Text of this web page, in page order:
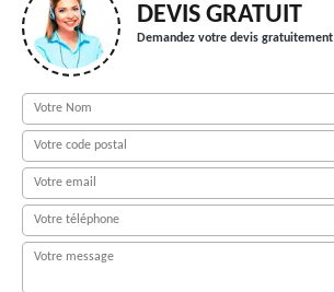
DEVIS GRATUIT
Demandez votre devis gratuitement